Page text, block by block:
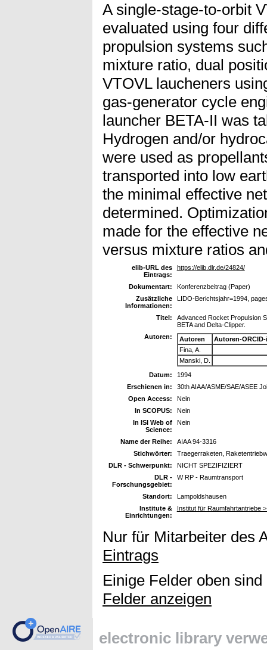
A single-stage-to-orbit
evaluated using four
propulsion systems
mixture ratio, dual
VTOVL laucheners
gas-generator cycle
launcher BETA-II was
Hydrogen and/or
were used as
transported into low
the minimal effective
determined.
made for the effective
versus mixture ratios
elib-URL des
Eintrags:
https://elib.dlr.de/24824/
Dokumentart:
Konferenzbeitrag (Paper)
Zusätzliche
Informationen:
LIDO-Berichtsjahr=1994,
Titel:
Advanced Rocket Propulsion
BETA and Delta-Clipper.
Autoren:
Autoren
Autoren-ORCID-
Fina, A.
Manski, D.
Datum:
1994
Erschienen in:
30th AIAA/ASME/SAE/ASEE
Open Access:
Nein
In SCOPUS:
Nein
In ISI Web of
Science:
Nein
Name der Reihe:
AIAA 94-3316
Stichwörter:
Traegerraketen,
DLR - Schwerpunkt:
NICHT SPEZIFIZIERT
DLR -
Forschungsgebiet:
W RP - Raumtransport
Standort:
Lampoldshausen
Institute &
Einrichtungen:
Institut für Raumfahrtantriebe
Nur für Mitarbeiter des
Eintrags
Einige Felder oben
Felder anzeigen
electronic library